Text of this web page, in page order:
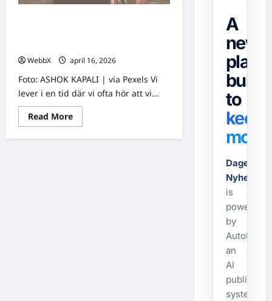
för
för
nybörjare
WebbX
april 16, 2026
Foto: ASHOK KAPALI | via Pexels Vi
lever i en tid där vi ofta hör att vi...
Read MoreRead
more
Hur
A
news
built
to
keep
Dagens-
is
powered
by
AutoPost,
an
AI
publishing
system